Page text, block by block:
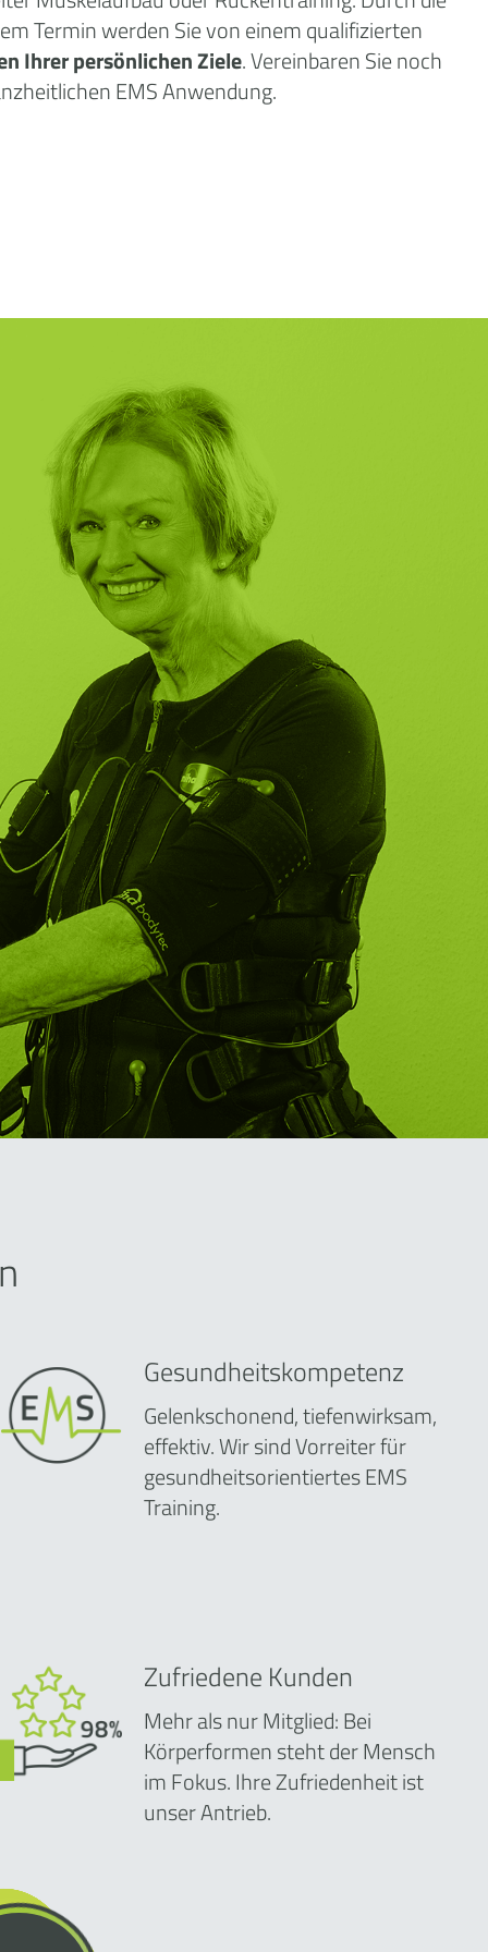
Termin werden Sie von einem qualifizierten
Ihrer persönlichen Ziele. Vereinbaren Sie noch
EMS Anwendung.
Gesundheitskompetenz
Gelenkschonend, tiefenwirksam,
effektiv. Wir sind Vorreiter für
gesundheitsorientiertes EMS
Training.
Zufriedene Kunden
Mehr als nur Mitglied: Bei
Körperformen steht der Mensch
im Fokus. Ihre Zufriedenheit ist
unser Antrieb.